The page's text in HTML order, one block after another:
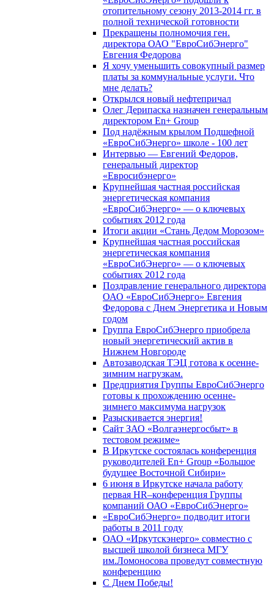
отопительному сезону 2013-2014 гг. в
полной технической готовности
Прекращены полномочия ген.
директора ОАО "ЕвроСибЭнерго"
Евгения Федорова
Я хочу уменьшить совокупный размер
платы за коммунальные услуги. Что
мне делать?
Открылся новый нефтепричал
Олег Дерипаска назначен генеральным
директором En+ Group
Под надёжным крылом Подшефной
«ЕвроСибЭнерго» школе - 100 лет
Интервью — Евгений Федоров,
генеральный директор
«Евросибэнерго»
Крупнейшая частная российская
энергетическая компания
«ЕвроСибЭнерго» — о ключевых
событиях 2012 года
Итоги акции «Стань Дедом Морозом»
Крупнейшая частная российская
энергетическая компания
«ЕвроСибЭнерго» — о ключевых
событиях 2012 года
Поздравление генерального директора
ОАО «ЕвроСибЭнерго» Евгения
Федорова с Днем Энергетика и Новым
годом
Группа ЕвроСибЭнерго приобрела
новый энергетический актив в
Нижнем Новгороде
Автозаводская ТЭЦ готова к осенне-
зимним нагрузкам.
Предприятия Группы ЕвроСибЭнерго
готовы к прохождению осенне-
зимнего максимума нагрузок
Разыскивается энергия!
Сайт ЗАО «Волгаэнергосбыт» в
тестовом режиме»
В Иркутске состоялась конференция
руководителей En+ Group «Большое
будущее Восточной Сибири»
6 июня в Иркутске начала работу
первая HR–конференция Группы
компаний ОАО «ЕвроСибЭнерго»
«ЕвроСибЭнерго» подводит итоги
работы в 2011 году
ОАО «Иркутскэнерго» совместно с
высшей школой бизнеса МГУ
им.Ломоносова проведут совместную
конференцию
С Днем Победы!